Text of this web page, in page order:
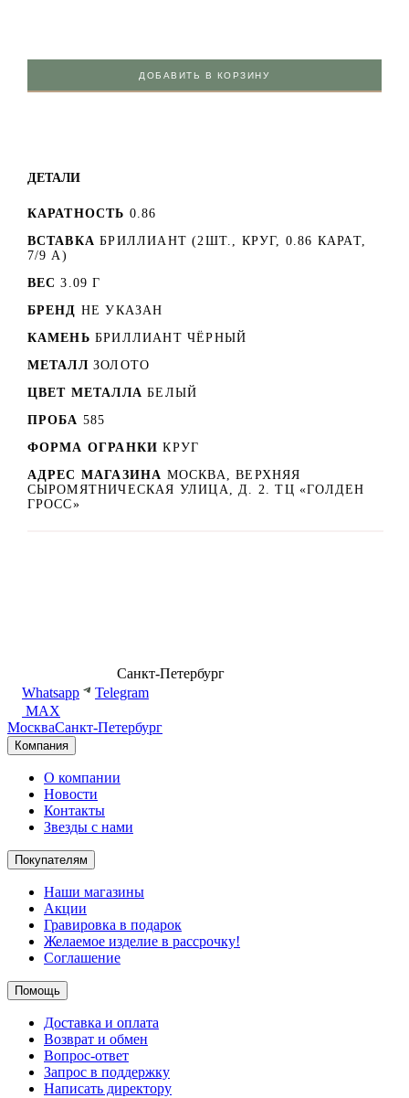
ДОБАВИТЬ В КОРЗИНУ
ДЕТАЛИ
КАРАТНОСТЬ 0.86
ВСТАВКА БРИЛЛИАНТ (2ШТ., КРУГ, 0.86 КАРАТ,
7/9 А)
ВЕС 3.09 Г
БРЕНД НЕ УКАЗАН
КАМЕНЬ БРИЛЛИАНТ ЧЁРНЫЙ
МЕТАЛЛ ЗОЛОТО
ЦВЕТ МЕТАЛЛА БЕЛЫЙ
ПРОБА 585
ФОРМА ОГРАНКИ КРУГ
АДРЕС МАГАЗИНА МОСКВА, ВЕРХНЯЯ
СЫРОМЯТНИЧЕСКАЯ УЛИЦА, Д. 2. ТЦ «ГОЛДЕН
ГРОСС»
Санкт-Петербург
Whatsapp
Telegram
MAX
МоскваСанкт-Петербург
Компания
О компании
Новости
Контакты
Звезды с нами
Покупателям
Наши магазины
Акции
Гравировка в подарок
Желаемое изделие в рассрочку!
Соглашение
Помощь
Доставка и оплата
Возврат и обмен
Вопрос-ответ
Запрос в поддержку
Написать директору